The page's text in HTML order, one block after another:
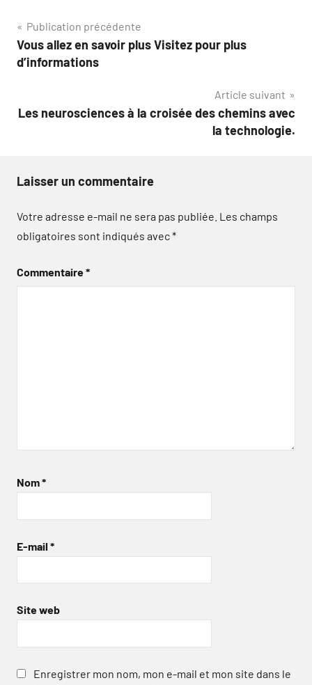
Navigation
de
Publication précédente
Vous allez en savoir plus Visitez pour plus
d’informations
Article suivant
Les neurosciences à la croisée des chemins avec
la technologie.
Laisser un commentaire
Votre adresse e-mail ne sera pas publiée. Les champs
obligatoires sont indiqués avec*
Commentaire*
Nom*
E-mail *
Site web
Enregistrer mon nom, mon e-mail et mon site dans le